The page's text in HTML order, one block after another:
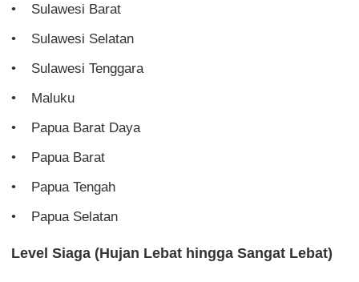
Sulawesi Barat
Sulawesi Selatan
Sulawesi Tenggara
Maluku
Papua Barat Daya
Papua Barat
Papua Tengah
Papua Selatan
Level Siaga (Hujan Lebat hingga Sangat Lebat)